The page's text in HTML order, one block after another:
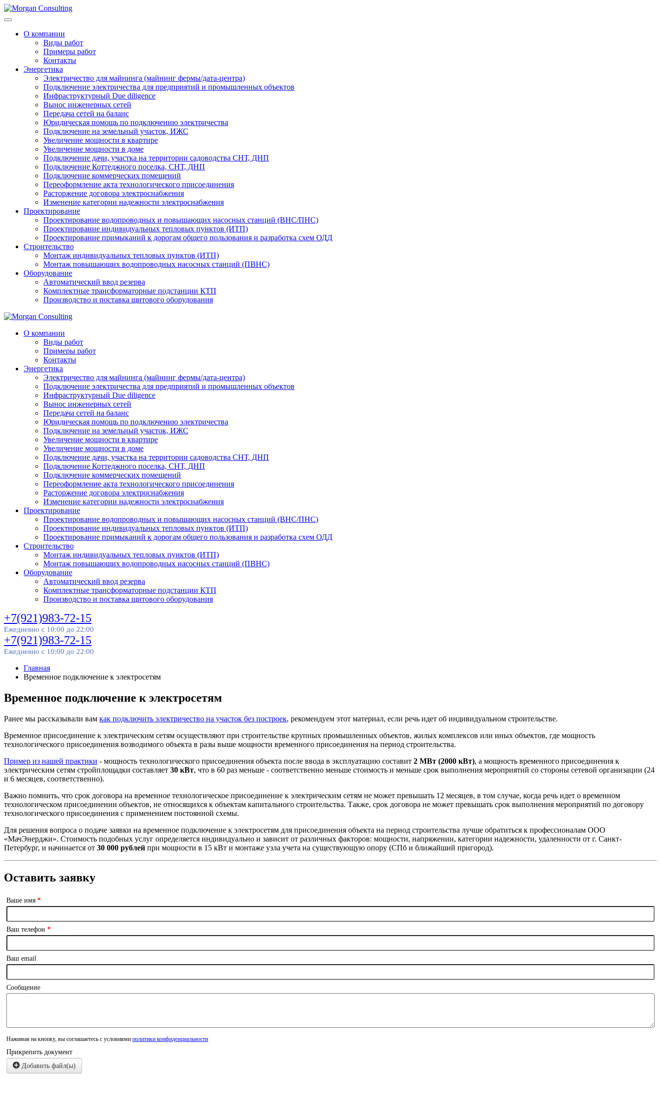
О компании
Виды работ
Примеры работ
Контакты
Энергетика
Электричество для майнинга (майнинг фермы/дата-центра)
Подключение электричества для предприятий и промышленных объектов
Инфраструктурный Due diligence
Вынос инженерных сетей
Передача сетей на баланс
Юридическая помощь по подключению электричества
Подключение на земельный участок, ИЖС
Увеличение мощности в квартире
Увеличение мощности в доме
Подключение дачи, участка на территории садоводства СНТ, ДНП
Подключение Коттеджного поселка, СНТ, ДНП
Подключение коммерческих помещений
Переоформление акта технологического присоединения
Расторжение договора электроснабжения
Изменение категории надежности электроснабжения
Проектирование
Проектирование водопроводных и повышающих насосных станций (ВНС/ПНС)
Проектирование индивидуальных тепловых пунктов (ИТП)
Проектирование примыканий к дорогам общего пользования и разработка схем ОДД
Строительство
Монтаж индивидуальных тепловых пунктов (ИТП)
Монтаж повышающих водопроводных насосных станций (ПВНС)
Оборудование
Автоматический ввод резерва
Комплектные трансформаторные подстанции КТП
Производство и поставка щитового оборудования
О компании
Виды работ
Примеры работ
Контакты
Энергетика
Электричество для майнинга (майнинг фермы/дата-центра)
Подключение электричества для предприятий и промышленных объектов
Инфраструктурный Due diligence
Вынос инженерных сетей
Передача сетей на баланс
Юридическая помощь по подключению электричества
Подключение на земельный участок, ИЖС
Увеличение мощности в квартире
Увеличение мощности в доме
Подключение дачи, участка на территории садоводства СНТ, ДНП
Подключение Коттеджного поселка, СНТ, ДНП
Подключение коммерческих помещений
Переоформление акта технологического присоединения
Расторжение договора электроснабжения
Изменение категории надежности электроснабжения
Проектирование
Проектирование водопроводных и повышающих насосных станций (ВНС/ПНС)
Проектирование индивидуальных тепловых пунктов (ИТП)
Проектирование примыканий к дорогам общего пользования и разработка схем ОДД
Строительство
Монтаж индивидуальных тепловых пунктов (ИТП)
Монтаж повышающих водопроводных насосных станций (ПВНС)
Оборудование
Автоматический ввод резерва
Комплектные трансформаторные подстанции КТП
Производство и поставка щитового оборудования
+7(921)983-72-15
Ежедневно с 10:00 до 22:00
+7(921)983-72-15
Ежедневно с 10:00 до 22:00
Главная
Временное подключение к электросетям
Временное подключение к электросетям
Ранее мы рассказывали вам как подключить электричество на участок без построек, рекомендуем этот материал, если речь идет об индивидуальном строительстве.
Временное присоединение к электрическим сетям осуществляют при строительстве крупных промышленных объектов, жилых комплексов или иных объектов, где мощность
технологического присоединения возводимого объекта в разы выше мощности временного присоединения на период строительства.
Пример из нашей практики - мощность технологического присоединения объекта после ввода в эксплуатацию составит 2 МВт (2000 кВт), а мощность временного присоединения к
электрическим сетям стройплощадки составляет 30 кВт, что в 60 раз меньше - соответственно меньше стоимость и меньше срок выполнения мероприятий со стороны сетевой организации (24
и 6 месяцев, соответственно).
Важно помнить, что срок договора на временное технологическое присоединение к электрическим сетям не может превышать 12 месяцев, в том случае, когда речь идет о временном
технологическом присоединении объектов, не относящихся к объектам капитального строительства. Также, срок договора не может превышать срок выполнения мероприятий по договору
технологического присоединения с применением постоянной схемы.
Для решения вопроса о подаче заявки на временное подключение к электросетям для присоединения объекта на период строительства лучше обратиться к профессионалам ООО
«МачЭнерджи». Стоимость подобных услуг определяется индивидуально и зависит от различных факторов: мощности, напряжении, категории надежности, удаленности от г. Санкт-
Петербург, и начинается от 30 000 рублей при мощности в 15 кВт и монтаже узла учета на существующую опору (СПб и ближайший пригород).
Оставить заявку
Ваше имя *
Ваш телефон *
Ваш email
Сообщение
Нажимая на кнопку, вы соглашаетесь с условиями политики конфиденциальности
Прикрепить документ
Добавить файл(ы)